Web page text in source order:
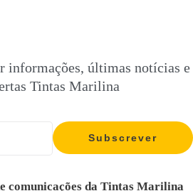
informações, últimas notícias e
Tintas Marilina
comunicações da Tintas Marilina